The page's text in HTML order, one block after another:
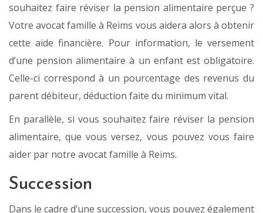
souhaitez faire réviser la pension alimentaire perçue ?
Votre avocat famille à Reims vous aidera alors à obtenir
cette aide financière. Pour information, le versement
d’une pension alimentaire à un enfant est obligatoire.
Celle-ci correspond à un pourcentage des revenus du
parent débiteur, déduction faite du minimum vital.
En parallèle, si vous souhaitez faire réviser la pension
alimentaire, que vous versez, vous pouvez vous faire
aider par notre avocat famille à Reims.
Succession
Dans le cadre d’une succession, vous pouvez également